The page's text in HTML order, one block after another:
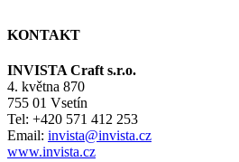
KONTAKT
INVISTA Craft s.r.o.
4. května 870
755 01 Vsetín
Tel: +420 571 412 253
Email: invista@invista.cz
www.invista.cz